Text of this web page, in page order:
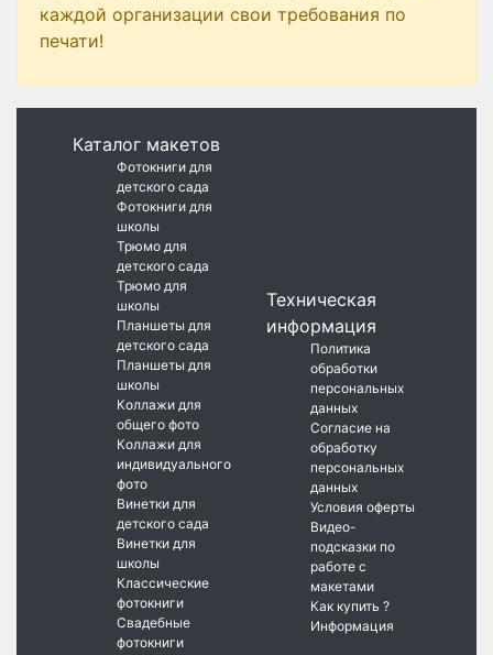
каждой организации свои требования по
печати!
Каталог макетов
Фотокниги для
детского сада
Фотокниги для
школы
Трюмо для
детского сада
Трюмо для
школы
Планшеты для
детского сада
Планшеты для
школы
Коллажи для
общего фото
Коллажи для
индивидуального
фото
Винетки для
детского сада
Винетки для
школы
Классические
фотокниги
Свадебные
фотокниги
Техническая
информация
Политика
обработки
персональных
данных
Согласие на
обработку
персональных
данных
Условия оферты
Видео-
подсказки по
работе с
макетами
Как купить ?
Информация